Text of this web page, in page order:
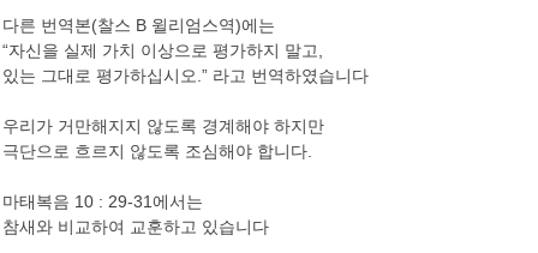
다른 번역본(찰스 B 윌리엄스역)에는
“자신을 실제 가치 이상으로 평가하지 말고,
있는 그대로 평가하십시오.” 라고 번역하였습니다
우리가 거만해지지 않도록 경계해야 하지만
극단으로 흐르지 않도록 조심해야 합니다.
마태복음 10 : 29-31에서는
참새와 비교하여 교훈하고 있습니다